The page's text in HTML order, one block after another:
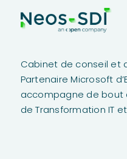
Cabinet de conseil et
Partenaire Microsoft
accompagne de bout
de Transformation IT